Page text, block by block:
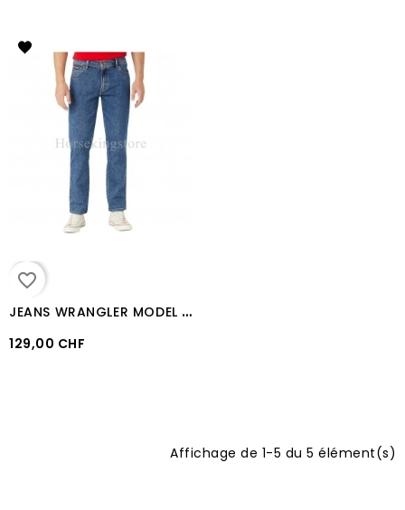
favorite_border
J
EANS WRANGLER MODEL "TEXAS STRETCH" WASH
129,00 CHF
Affichage de 1-5 du 5 élément(s)